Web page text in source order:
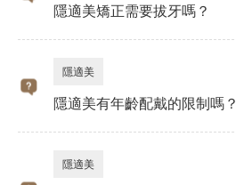
隱適美矯正需要拔牙嗎？
隱適美
隱適美有年齡配戴的限制嗎？
隱適美